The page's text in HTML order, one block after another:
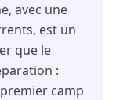
avec une
est un
que le
:
camp